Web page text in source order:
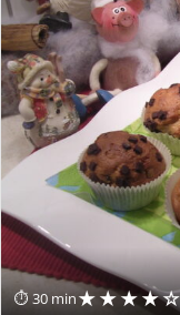
⏱ 30 min